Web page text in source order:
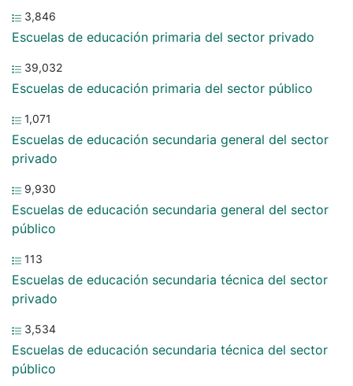
3,846
Escuelas de educación primaria del sector privado
39,032
Escuelas de educación primaria del sector público
1,071
Escuelas de educación secundaria general del sector
privado
9,930
Escuelas de educación secundaria general del sector
público
113
Escuelas de educación secundaria técnica del sector
privado
3,534
Escuelas de educación secundaria técnica del sector
público